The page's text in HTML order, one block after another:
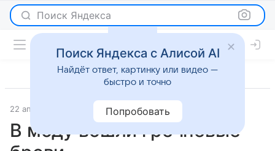
Поиск Яндекса
22 апреля 2020 Красота
В моду вошли гречневые
Поиск Яндекса с Алисой AI
Найдёт ответ, картинку или видео —
быстро и точно
Попробовать